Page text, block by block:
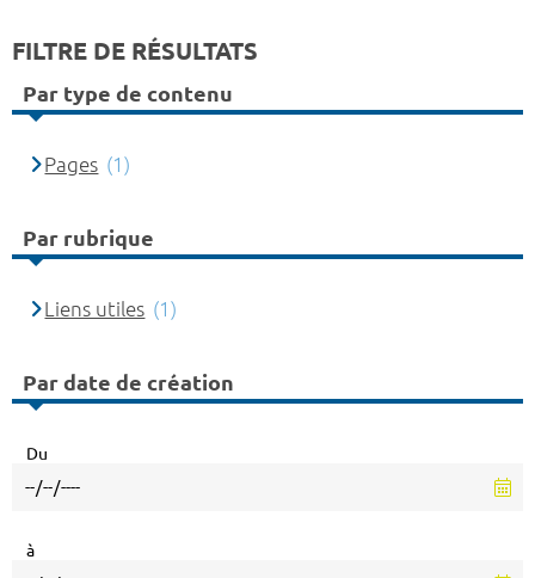
FILTRE DE RÉSULTATS
Par type de contenu
Pages (1)
Par rubrique
Liens utiles (1)
Par date de création
Du
à